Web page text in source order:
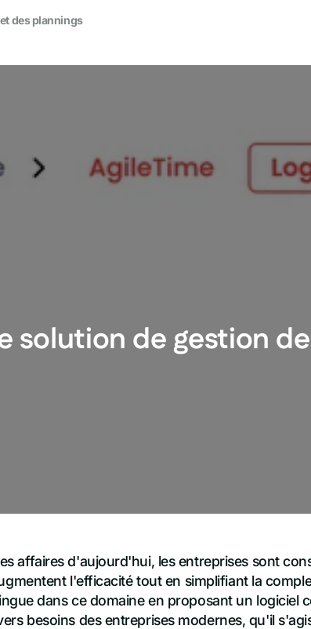
Gestion de projet digital
des plannings
solution de gestion
affaires d'aujourd'hui, les entreprises sont
l'efficacité tout en simplifiant la
dans ce domaine en proposant un logiciel
besoins des entreprises modernes, qu'il